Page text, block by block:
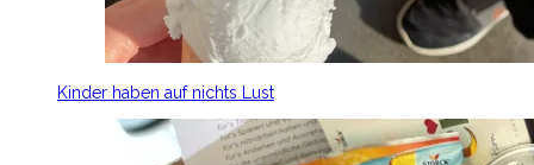
Kinder haben auf nichts Lust